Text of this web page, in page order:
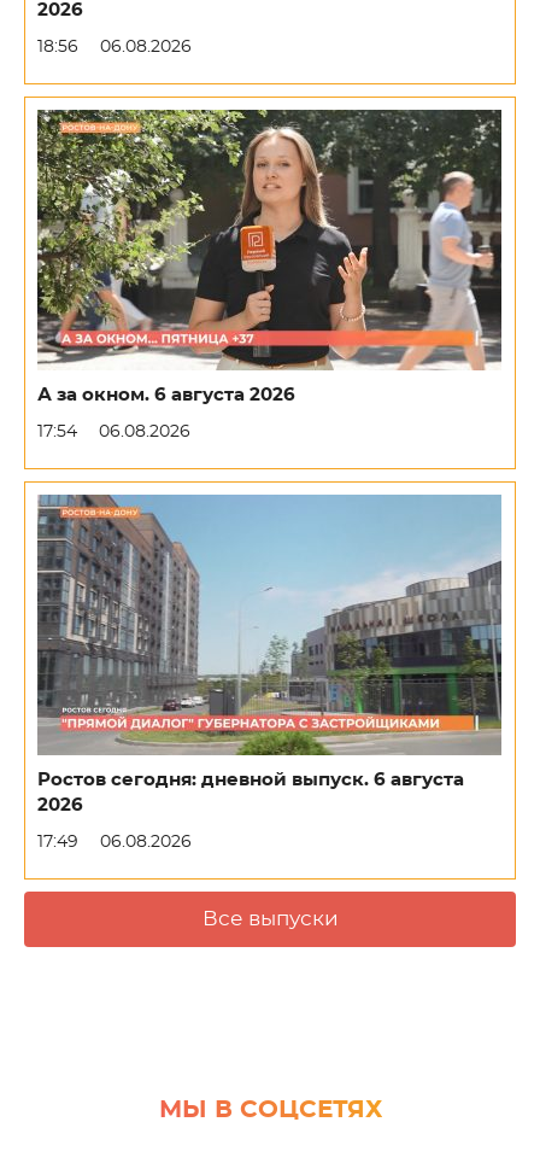
2026
18:56 06.08.2026
А за окном. 6 августа 2026
17:54 06.08.2026
Ростов сегодня: дневной выпуск. 6 августа
2026
17:49 06.08.2026
Все выпуски
МЫ В СОЦСЕТЯХ